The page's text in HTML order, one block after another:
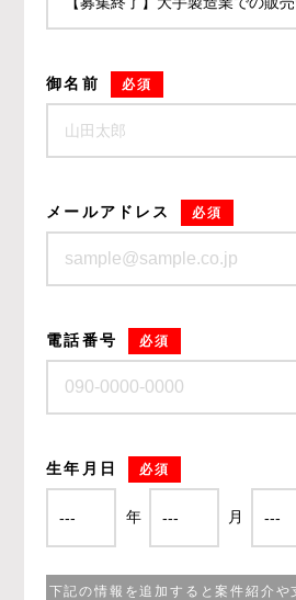
御名前 必須
メールアドレス 必須
電話番号 必須
生年月日 必須
年 月
下記の情報を追加すると案件紹介や